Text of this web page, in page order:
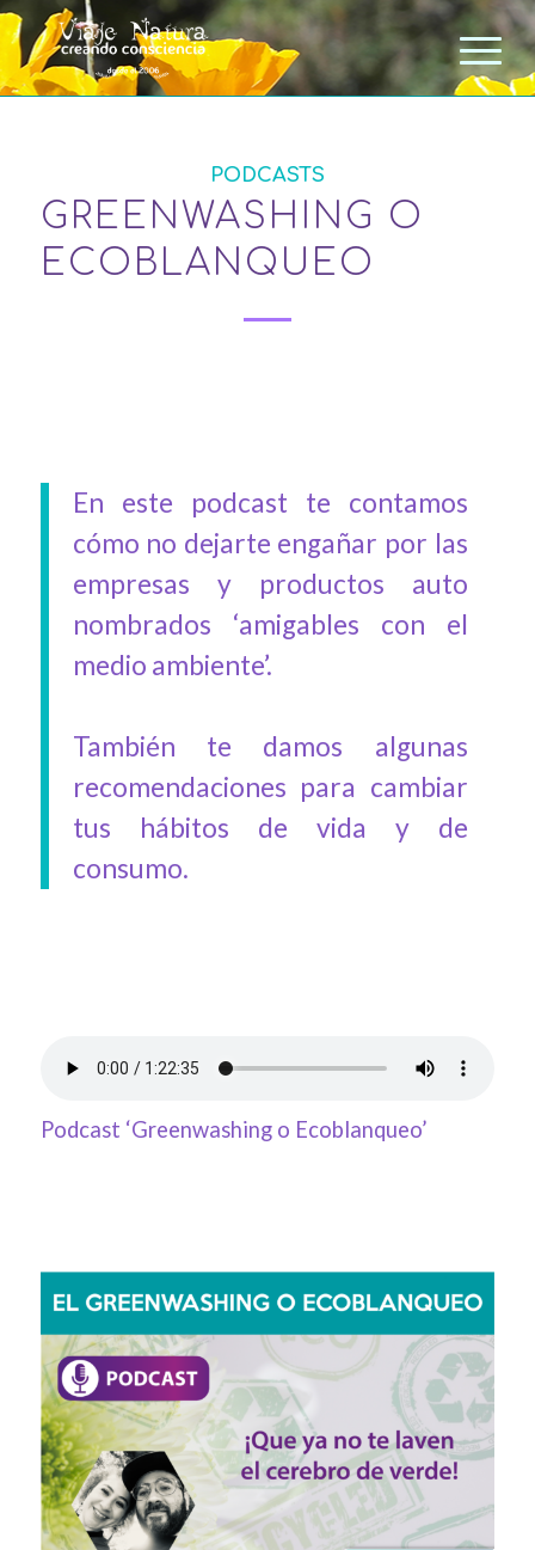
PODCASTS
GREENWASHING O
ECOBLANQUEO
En este podcast te contamos
cómo no dejarte engañar por las
empresas y productos auto
nombrados ‘amigables con el
medio ambiente’.
También te damos algunas
recomendaciones para cambiar
tus hábitos de vida y de
consumo.
Podcast ‘Greenwashing o Ecoblanqueo’